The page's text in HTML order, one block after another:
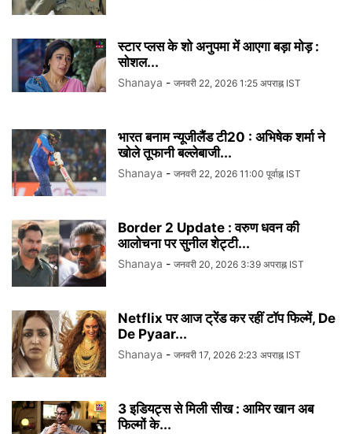
स्टार प्लस के शो अनुपमा में आएगा बड़ा मोड़ :
सोशल...
Shanaya - जनवरी 22, 2026 1:25 अपराह्न IST
भारत बनाम न्यूजीलैंड टी20 : अभिषेक शर्मा ने
खोले तूफानी बल्लेबाजी...
Shanaya - जनवरी 22, 2026 11:00 पूर्वाह्न IST
Border 2 Update : वरुण धवन की
आलोचना पर सुनील शेट्टी...
Shanaya - जनवरी 20, 2026 3:39 अपराह्न IST
Netflix पर आज ट्रेंड कर रहीं टॉप फिल्में, De
De Pyaar...
Shanaya - जनवरी 17, 2026 2:23 अपराह्न IST
3 इडियट्स से मिली सीख : आमिर खान अब
फिल्मों के...